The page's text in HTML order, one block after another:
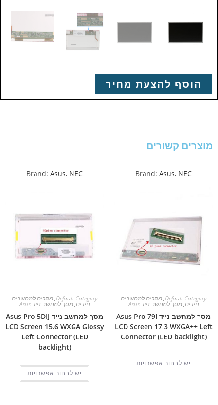
הוסף להצעת מחיר
מוצרים קשורים
Brand: Asus, NEC
Default Category
,מסכים למחשבים
ניידים,מסך למחשב נייד Asus
מסך למחשב נייד Asus Pro 79I
LCD Screen 17.3 WXGA++ Left
Connector (LED backlight)
יש לבחור אפשרויות
Brand: Asus, NEC
Default Category
,מסכים למחשבים
ניידים,מסך למחשב נייד Asus
מסך למחשב נייד Asus Pro 5DIJ
LCD Screen 15.6 WXGA Glossy
Left Connector (LED
backlight)
יש לבחור אפשרויות